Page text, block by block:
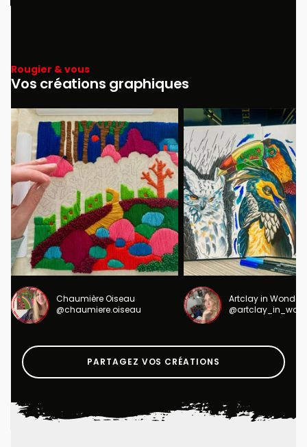
Rougier & vous
Vos créations graphiques
Chaumière Oiseau
@chaumiere.oiseau
Artclay in
PARTAGEZ VOS CRÉATIONS